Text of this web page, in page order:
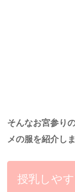
そんなお宮参り
メの服を紹介しま
授乳しや